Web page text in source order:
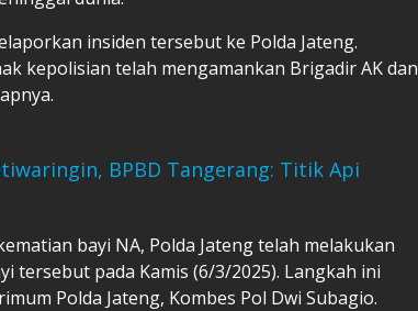
insiden tersebut ke Polda Jateng.
kepolisian telah mengamankan Brigadir AK dan
BPBD Tangerang: Titik Api
bayi NA, Polda Jateng telah melakukan
tersebut pada Kamis (6/3/2025). Langkah ini
Polda Jateng, Kombes Pol Dwi Subagio.